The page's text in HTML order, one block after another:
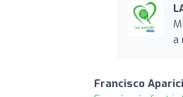
a
Francisco